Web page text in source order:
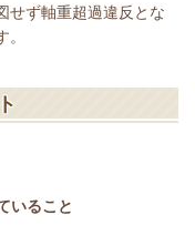
せず軸重超過違反とな
いること